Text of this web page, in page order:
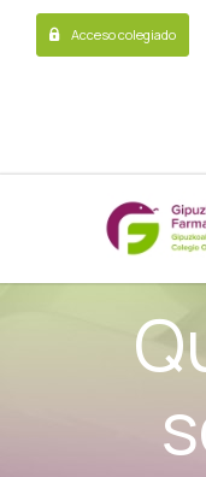
Acceso colegiado